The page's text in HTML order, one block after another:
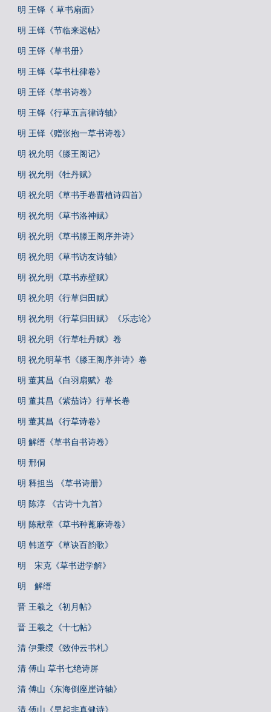
明 王铎《 草书扇面》
明 王铎《节临来迟帖》
明 王铎《草书册》
明 王铎《草书杜律卷》
明 王铎《草书诗卷》
明 王铎《行草五言律诗轴》
明 王铎《赠张抱一草书诗卷》
明 祝允明《滕王阁记》
明 祝允明《牡丹赋》
明 祝允明《草书手卷曹植诗四首》
明 祝允明《草书洛神赋》
明 祝允明《草书滕王阁序并诗》
明 祝允明《草书访友诗轴》
明 祝允明《草书赤壁赋》
明 祝允明《行草归田赋》
明 祝允明《行草归田赋》《乐志论》
明 祝允明《行草牡丹赋》卷
明 祝允明草书《滕王阁序并诗》卷
明 董其昌《白羽扇赋》卷
明 董其昌《紫茄诗》行草长卷
明 董其昌《行草诗卷》
明 解缙《草书自书诗卷》
明 邢侗
明 释担当 《草书诗册》
明 陈淳 《古诗十九首》
明 陈献章《草书种蓖麻诗卷》
明 韩道亨《草诀百韵歌》
明 宋克《草书进学解》
明 解缙
晋 王羲之《初月帖》
晋 王羲之《十七帖》
清 伊秉绶《致仲云书札》
清 傅山 草书七绝诗屏
清 傅山《东海倒座崖诗轴》
清 傅山《早起非真健诗》